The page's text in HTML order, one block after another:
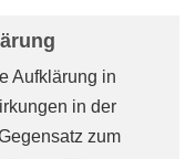
Aufklärung in
in der
zum